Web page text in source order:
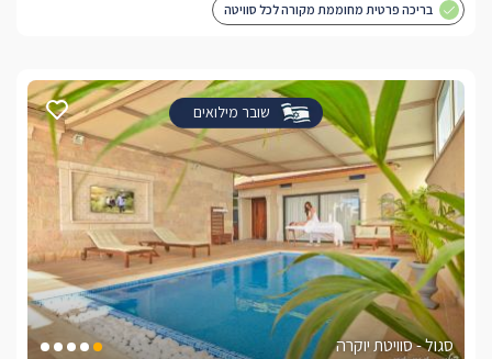
בריכה פרטית מחוממת מקורה לכל סוויטה
שובר מילואים
סגול - סוויטת יוקרה